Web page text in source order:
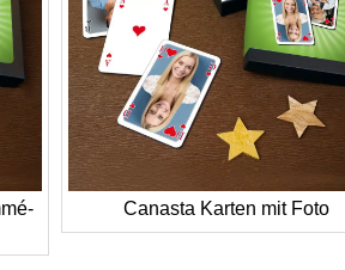
Canasta Karten mit Foto